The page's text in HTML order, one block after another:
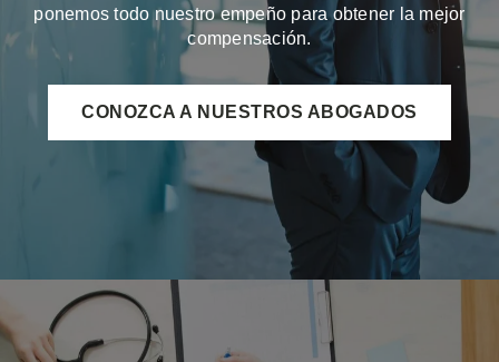
ponemos todo nuestro empeño para obtener la mejor
compensación.
CONOZCA A NUESTROS ABOGADOS